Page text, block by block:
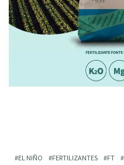
EL NIÑO FERTILIZANTES FT